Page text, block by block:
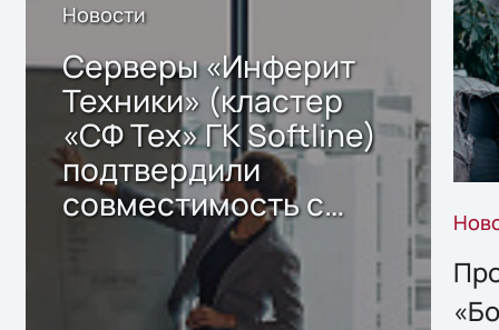
Новости
Серверы «Инферит
Техники» (кластер
«СФ Тех» ГК Softline)
подтвердили
совместимость с
решением Sharx
Storage 2.x для
хранения данных